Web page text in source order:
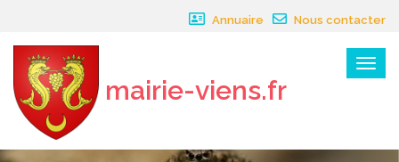
Annuaire Nous contacter
Menu
mairie-viens.fr
×
Panneau de gestion des cookies